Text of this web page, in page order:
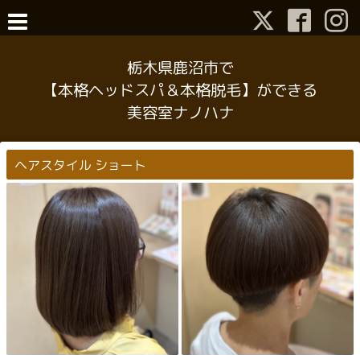
栃木県鹿沼市で
【本格ヘッドスパ＆本格脱毛】ができる
美容室ナノハナ
ヘアスタイル ショート